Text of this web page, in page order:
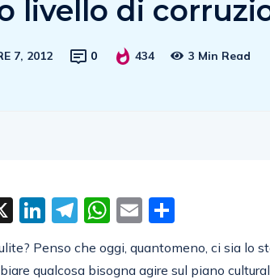
livello di
7, 2012 0 434 3 Min Read
X LinkedIn
Telegram
WhatsApp
Email
Penso che oggi, quantomeno, ci sia lo
qualcosa bisogna agire sul piano